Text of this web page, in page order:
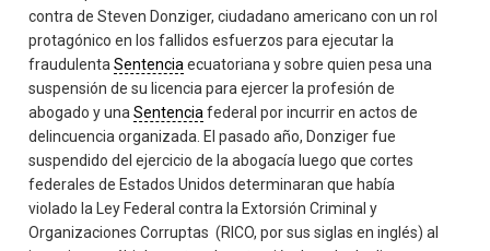
contra de Steven Donziger, ciudadano americano con un rol
protagónico en los fallidos esfuerzos para ejecutar la
fraudulentaSentencia ecuatoriana y sobre quien pesa una
suspensión de su licencia para ejercer la profesión de
abogado y unaSentencia federal por incurrir en actos de
delincuencia organizada. El pasado año, Donziger fue
suspendido del ejercicio de la abogacía luego que cortes
federales de Estados Unidos determinaran que había
violado la Ley Federal contra la Extorsión Criminal y
Organizaciones Corruptas (RICO, por sus siglas en inglés) al